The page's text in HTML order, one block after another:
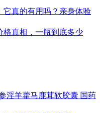
它真的有用吗？亲身体验
格真相，一瓶到底多少
淫羊藿马鹿茸软胶囊 国药